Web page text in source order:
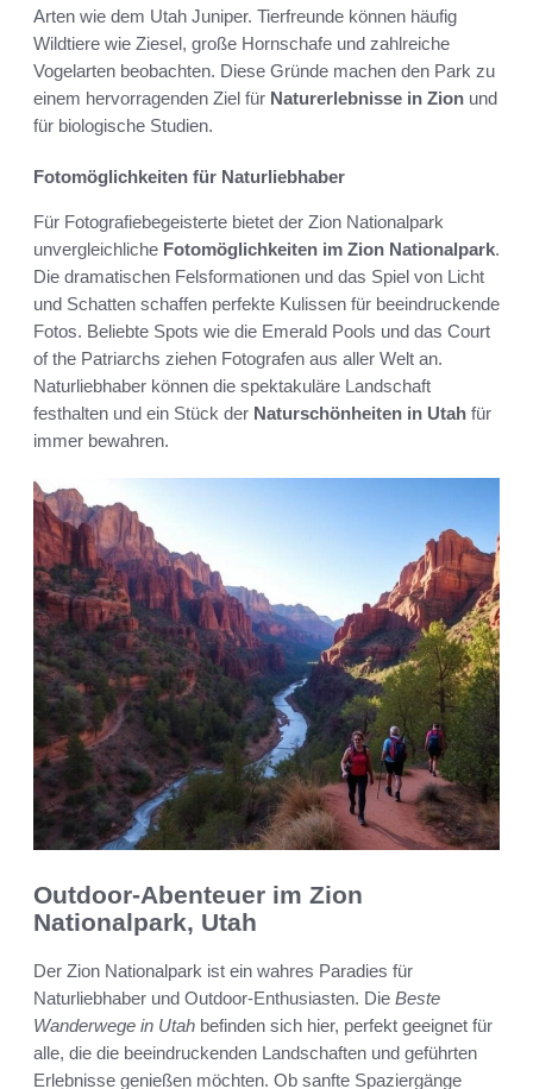
Arten wie dem Utah Juniper. Tierfreunde können häufig
Wildtiere wie Ziesel, große Hornschafe und zahlreiche
Vogelarten beobachten. Diese Gründe machen den Park zu
einem hervorragenden Ziel für Naturerlebnisse in Zion und
für biologische Studien.
Fotomöglichkeiten für Naturliebhaber
Für Fotografiebegeisterte bietet der Zion Nationalpark
unvergleichliche Fotomöglichkeiten im Zion Nationalpark.
Die dramatischen Felsformationen und das Spiel von Licht
und Schatten schaffen perfekte Kulissen für beeindruckende
Fotos. Beliebte Spots wie die Emerald Pools und das Court
of the Patriarchs ziehen Fotografen aus aller Welt an.
Naturliebhaber können die spektakuläre Landschaft
festhalten und ein Stück der Naturschönheiten in Utah für
immer bewahren.
Outdoor-Abenteuer im Zion
Nationalpark, Utah
Der Zion Nationalpark ist ein wahres Paradies für
Naturliebhaber und Outdoor-Enthusiasten. Die Beste
Wanderwege in Utah befinden sich hier, perfekt geeignet für
alle, die die beeindruckenden Landschaften und geführten
Erlebnisse genießen möchten. Ob sanfte Spaziergänge